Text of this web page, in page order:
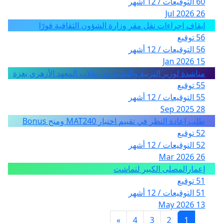
endelige beslutning mens forældrene får en lyn kursus
i problemstillinger og kommunikation.
Jeg fjerner skatten fra de fattige og lader dem der er
ivrige og grådige betale den skat i engang fik frataget
Jeg fjerner komunen og opretter uafhænge område
centre som styres af de ældres fælkesråd i området.
Alle har ret til hospitaler der tager imod en lige meget
status.
Syge sikringen droppes mennesker er ikke cpr numre.
Vi bruger folks navn ikke cpr numre.Er uigangsat en
løsning på dette.Giv eendelige et bud?
26 Jul 2026
إيقاف إجراءات نقل مقر وزارة الشؤون الثقافية فورًا
56 توقيع
56 التوقيعات / 12 أشهر
15 Jan 2026
مناشدة لوزير التربية والتعليم من طلاب المعهد الأزهري بغزة
55 توقيع
55 التوقيعات / 12 أشهر
28 Sep 2025
طلب إعادة النظر في تقييم اختبار MAT240 ومنح Bonus
52 توقيع
52 التوقيعات / 12 أشهر
26 Mar 2026
إعمارالمصلى الكبير لتماشت
51 توقيع
51 التوقيعات / 12 أشهر
13 May 2026
1
2
3
4
»